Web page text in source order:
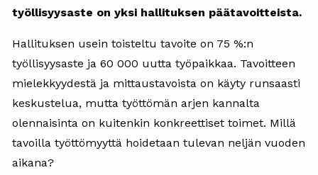
työllisyysaste on yksi hallituksen päätavoitteista.
Hallituksen usein toisteltu tavoite on 75 %:n
työllisyysaste ja 60 000 uutta työpaikkaa. Tavoitteen
mielekkyydestä ja mittaustavoista on käyty runsaasti
keskustelua, mutta työttömän arjen kannalta
olennaisinta on kuitenkin konkreettiset toimet. Millä
tavoilla työttömyyttä hoidetaan tulevan neljän vuoden
aikana?